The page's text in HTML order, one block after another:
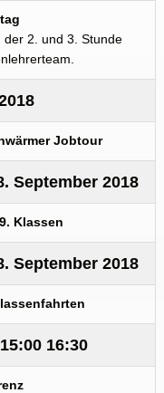
der 2. und 3. Stunde
Jobtour
September 2018
Klassen
September 2018
15:00 16:30